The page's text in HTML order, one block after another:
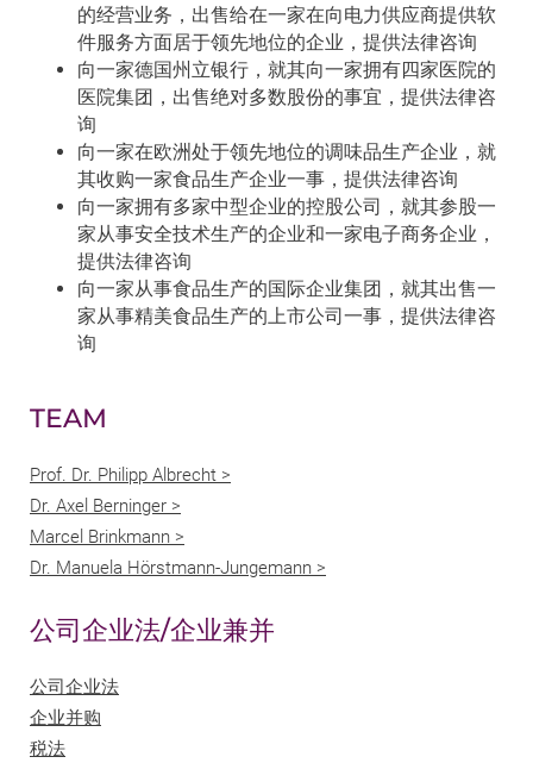
的经营业务，出售给在一家在向电力供应商提供软
件服务方面居于领先地位的企业，提供法律咨询
向一家德国州立银行，就其向一家拥有四家医院的
医院集团，出售绝对多数股份的事宜，提供法律咨
询
向一家在欧洲处于领先地位的调味品生产企业，就
其收购一家食品生产企业一事，提供法律咨询
向一家拥有多家中型企业的控股公司，就其参股一
家从事安全技术生产的企业和一家电子商务企业，
提供法律咨询
向一家从事食品生产的国际企业集团，就其出售一
家从事精美食品生产的上市公司一事，提供法律咨
询
TEAM
Prof. Dr. Philipp Albrecht >
Dr. Axel Berninger >
Marcel Brinkmann >
Dr. Manuela Hörstmann-Jungemann >
公司企业法/企业兼并
公司企业法
企业并购
税法